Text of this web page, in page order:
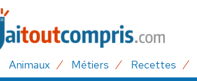
Animaux Métiers Recettes